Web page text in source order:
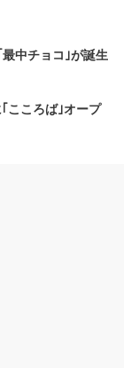
中チョコ｣が誕生
こころば｣オープ